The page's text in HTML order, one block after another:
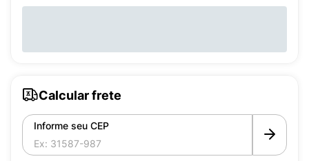
Calcular frete
Informe seu CEP